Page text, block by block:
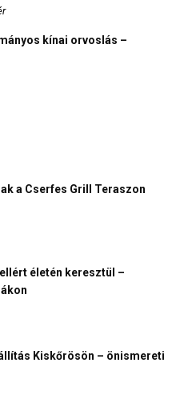
kínai orvoslás –
a Cserfes Grill Teraszon
életén keresztül –
Kiskőrösön – önismereti